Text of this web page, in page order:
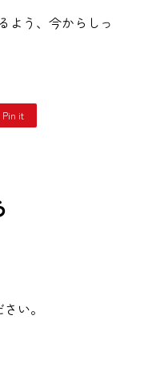
よう、今からしっ
Pin it
い。